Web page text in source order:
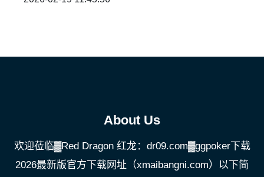
About Us
欢迎莅临▓Red Dragon 红龙：dr09.com▓ggpoker下载
2026最新版官方下载网址（xmaibangni.com）以下简